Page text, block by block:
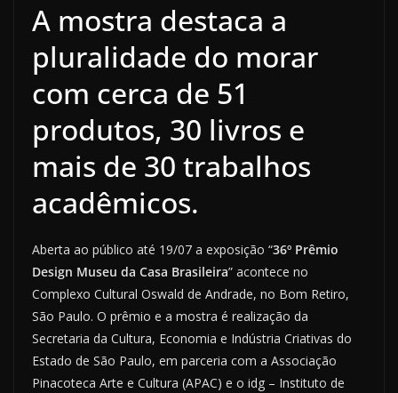
A mostra destaca a
pluralidade do morar
com cerca de 51
produtos, 30 livros e
mais de 30 trabalhos
acadêmicos.
Aberta ao público até 19/07 a exposição “36º Prêmio
Design Museu da Casa Brasileira” acontece no
Complexo Cultural Oswald de Andrade, no Bom Retiro,
São Paulo. O prêmio e a mostra é realização da
Secretaria da Cultura, Economia e Indústria Criativas do
Estado de São Paulo, em parceria com a Associação
Pinacoteca Arte e Cultura (APAC) e o idg – Instituto de